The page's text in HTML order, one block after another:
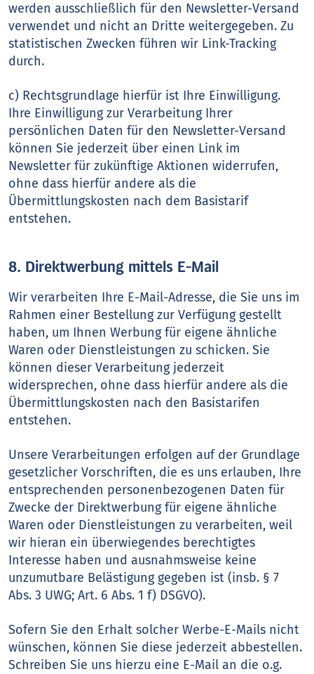
werden ausschließlich für den Newsletter-Versand
verwendet und nicht an Dritte weitergegeben. Zu
statistischen Zwecken führen wir Link-Tracking
durch.
c) Rechtsgrundlage hierfür ist Ihre Einwilligung.
Ihre Einwilligung zur Verarbeitung Ihrer
persönlichen Daten für den Newsletter-Versand
können Sie jederzeit über einen Link im
Newsletter für zukünftige Aktionen widerrufen,
ohne dass hierfür andere als die
Übermittlungskosten nach dem Basistarif
entstehen.
8. Direktwerbung mittels E-Mail
Wir verarbeiten Ihre E-Mail-Adresse, die Sie uns im
Rahmen einer Bestellung zur Verfügung gestellt
haben, um Ihnen Werbung für eigene ähnliche
Waren oder Dienstleistungen zu schicken. Sie
können dieser Verarbeitung jederzeit
widersprechen, ohne dass hierfür andere als die
Übermittlungskosten nach den Basistarifen
entstehen.
Unsere Verarbeitungen erfolgen auf der Grundlage
gesetzlicher Vorschriften, die es uns erlauben, Ihre
entsprechenden personenbezogenen Daten für
Zwecke der Direktwerbung für eigene ähnliche
Waren oder Dienstleistungen zu verarbeiten, weil
wir hieran ein überwiegendes berechtigtes
Interesse haben und ausnahmsweise keine
unzumutbare Belästigung gegeben ist (insb. § 7
Abs. 3 UWG; Art. 6 Abs. 1 f) DSGVO).
Sofern Sie den Erhalt solcher Werbe-E-Mails nicht
wünschen, können Sie diese jederzeit abbestellen.
Schreiben Sie uns hierzu eine E-Mail an die o.g.